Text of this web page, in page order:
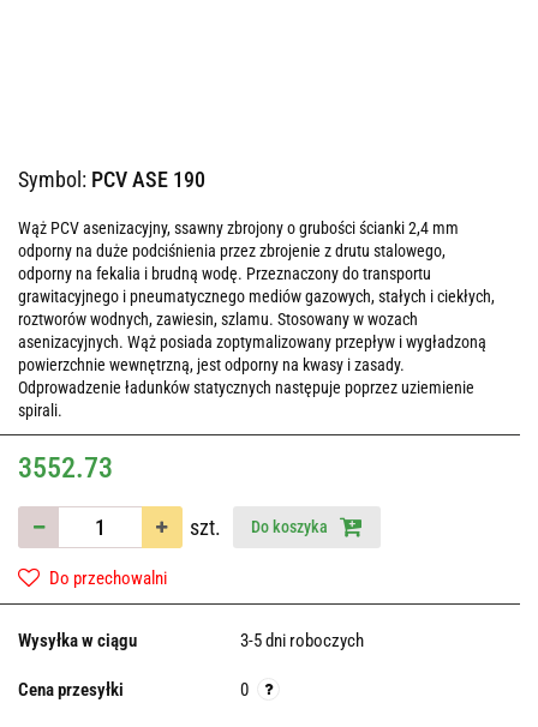
Symbol: PCV ASE 190
Wąż PCV asenizacyjny, ssawny zbrojony o grubości ścianki 2,4 mm
odporny na duże podciśnienia przez zbrojenie z drutu stalowego,
odporny na fekalia i brudną wodę. Przeznaczony do transportu
grawitacyjnego i pneumatycznego mediów gazowych, stałych i ciekłych,
roztworów wodnych, zawiesin, szlamu. Stosowany w wozach
asenizacyjnych. Wąż posiada zoptymalizowany przepływ i wygładzoną
powierzchnie wewnętrzną, jest odporny na kwasy i zasady.
Odprowadzenie ładunków statycznych następuje poprzez uziemienie
spirali.
3552.73
szt. Do koszyka
Do przechowalni
Wysyłka w ciągu 3-5 dni roboczych
Cena przesyłki 0